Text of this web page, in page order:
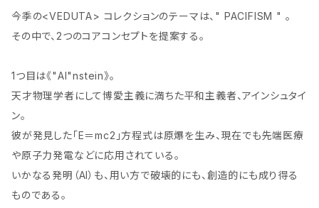
今季の<VEDUTA> コレクションのテーマは、" PACIFISM " 。
その中で、2つのコアコンセプトを提案する。
1つ目は《"AI"nstein》。
天才物理学者にして博愛主義に満ちた平和主義者、アインシュタイ
ン。
彼が発見した「E＝mc2」方程式は原爆を生み、現在でも先端医療
や原子力発電などに応用されている。
いかなる発明（AI）も、用い方で破壊的にも、創造的にも成り得る
ものである。